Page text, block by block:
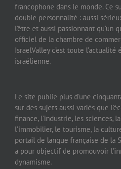
francophone dans le monde. Ce
double personnalité : aussi
l’être et aussi passionnant qu’un
officiel de la chambre de
IsraelValley c’est toute
israélienne.
Le site publie plus d’une
sur des sujets aussi variés que
finance, l’industrie, les sciences,
l’immobilier, le tourisme, la
portail de langue française de la
a pour objectif de promouvoir
dynamisme.